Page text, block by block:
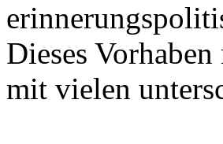
Dieses
mit vielen